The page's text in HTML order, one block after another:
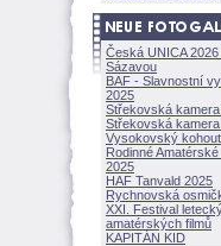
Česká UNICA
Sázavou
BAF - Slavnostní
2025
Střekovská
Střekovská kamera
Vysokovský
Rodinné Amatérské
2025
HAF Tanvald 2025
Rychnovská
XXI. Festival
amatérských filmů
KAPITÁN KID